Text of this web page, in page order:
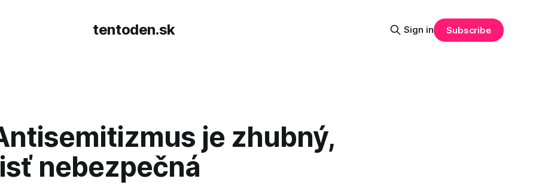
tentoden.sk Sign in Subscribe
je zhubný,
nebezpečná